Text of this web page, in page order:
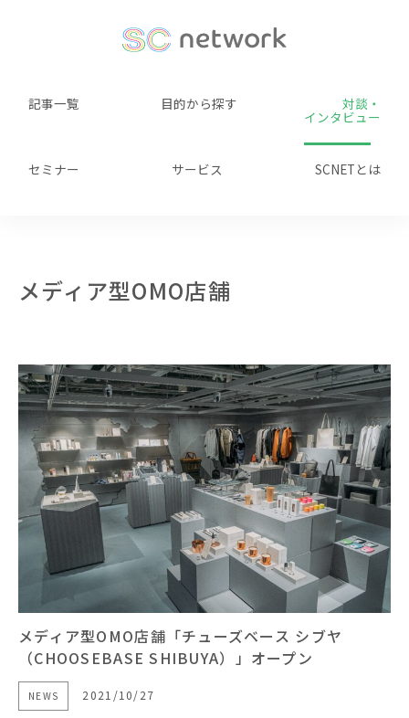
記事一覧 目的から探す 対談・
インタビュー
セミナー サービス SCNETとは
メディア型OMO店舗
メディア型OMO店舗「チューズベース シブヤ
（CHOOSEBASE SHIBUYA）」オープン
NEWS 2021/10/27